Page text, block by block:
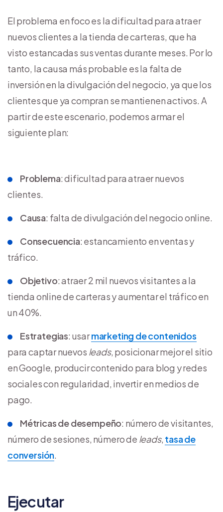
El problema en foco es la dificultad para atraer
nuevos clientes a la tienda de carteras, que ha
visto estancadas sus ventas durante meses. Por lo
tanto, la causa más probable es la falta de
inversión en la divulgación del negocio, ya que los
clientes que ya compran se mantienen activos. A
partir de este escenario, podemos armar el
siguiente plan:
Problema: dificultad para atraer nuevos
clientes.
Causa: falta de divulgación del negocio online.
Consecuencia: estancamiento en ventas y
tráfico.
Objetivo: atraer 2 mil nuevos visitantes a la
tienda online de carteras y aumentar el tráfico en
un 40%.
Estrategias: usarmarketing de contenidos
para captar nuevos leads, posicionar mejor el sitio
en Google, producir contenido para blog y redes
sociales con regularidad, invertir en medios de
pago.
Métricas de desempeño: número de visitantes,
número de sesiones, número de leads, tasa de
conversión.
Ejecutar